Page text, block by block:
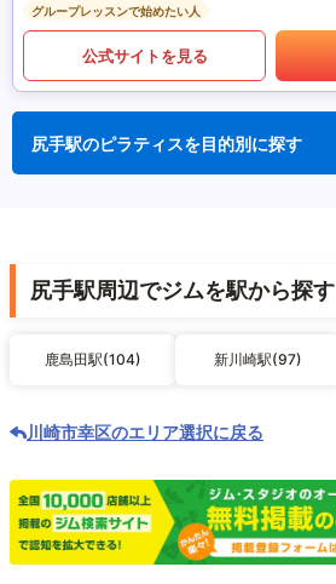
グループレッスンで始めたい人
公式サイトを見る
尻手駅のピラティスを目的別に探す
尻手駅周辺でジムを駅から探す
鹿島田駅(104) 新川崎駅(97)
川崎市幸区のエリア選択に戻る